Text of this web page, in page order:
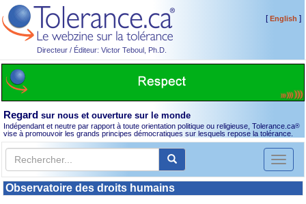
Directeur / Éditeur: Victor Teboul, Ph.D.
[English ]
Regard sur nous et ouverture sur le monde
Indépendant et neutre par rapport à toute orientation politique ou religieuse, Tolerance.ca®
vise à promouvoir les grands principes démocratiques sur lesquels repose la tolérance.
Toggle
Observatoire des droits humains